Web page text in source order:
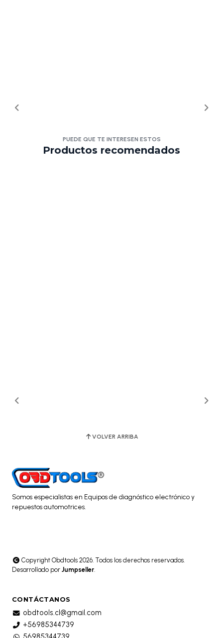
PUEDE QUE TE INTERESEN ESTOS
Productos recomendados
VOLVER ARRIBA
Somos especialistas en Equipos de diagnóstico electrónico y
repuestos automotrices.
Copyright Obdtools 2026. Todos los derechos reservados.
Desarrollado por Jumpseller
CONTÁCTANOS
obdtools.cl@gmail.com
+56985344739